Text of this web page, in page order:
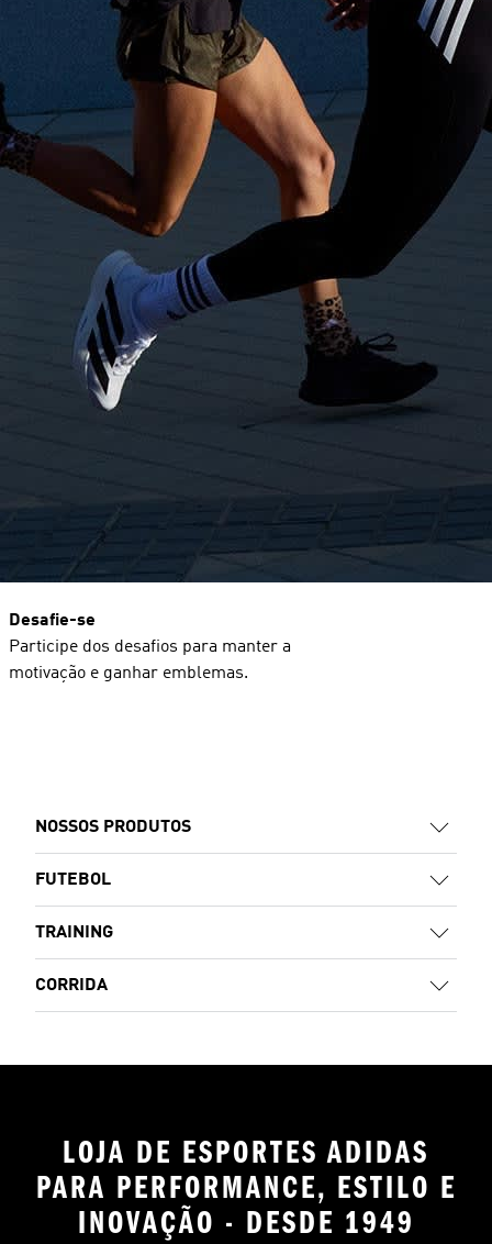
Desafie-se
Participe dos desafios para manter a
motivação e ganhar emblemas.
NOSSOS PRODUTOS
FUTEBOL
TRAINING
CORRIDA
LOJA DE ESPORTES ADIDAS
PARA PERFORMANCE, ESTILO E
INOVAÇÃO - DESDE 1949